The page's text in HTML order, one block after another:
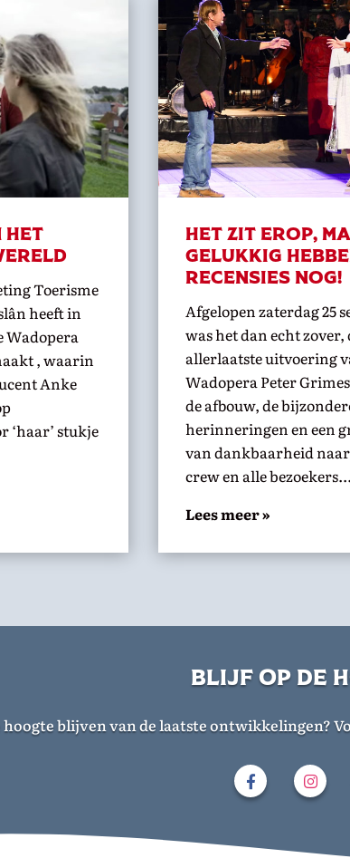
het
Toerisme
heeft in
Wadopera
, waarin
Anke
‘haar’ stukje
Het zit erop,
gelukkig
recensies nog!
Afgelopen zaterdag 25
was het dan echt zover,
allerlaatste uitvoering
Wadopera Peter
de afbouw, de
herinneringen en een
van dankbaarheid naar
crew en alle bezoekers...
Lees meer »
blijf op de
hoogte blijven van de laatste ontwikkelingen?